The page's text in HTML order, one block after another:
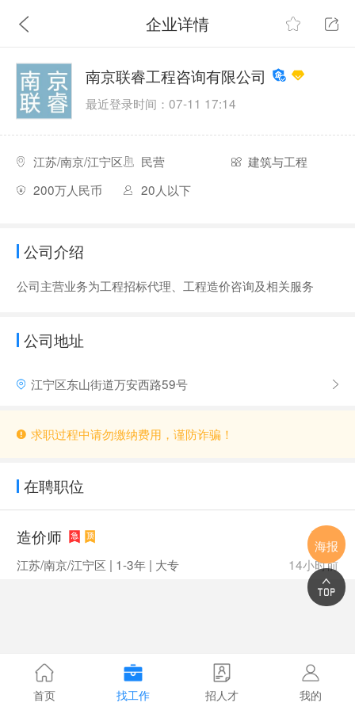
企业详情
南京联睿工程咨询有限公司
最近登录时间：07-11 17:14
江苏/南京/江宁区 民营
建筑与工程
200万人民币
20人以下
公司介绍
公司主营业务为工程招标代理、工程造价咨询及相关服务
公司地址
江宁区东山街道万安西路59号
求职过程中请勿缴纳费用，谨防诈骗！
在聘职位
造价师 面议
江苏/南京/江宁区 | 1-3年 | 大专 14小时前
海报
首页 找工作 招人才 我的